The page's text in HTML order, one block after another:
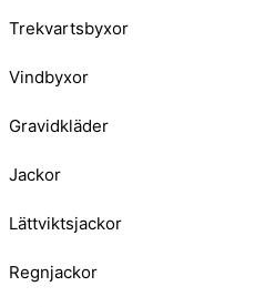
Trekvartsbyxor
Vindbyxor
Gravidkläder
Jackor
Lättviktsjackor
Regnjackor